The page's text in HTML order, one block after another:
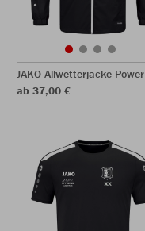
JAKO Allwetterjacke Power
ab 37,00 €